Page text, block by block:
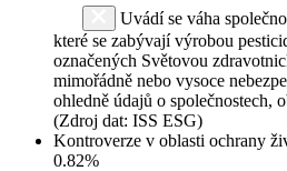
Uvádí se váha
které se zabývají výrobou
označených Světovou
mimořádně nebo vysoce
ohledně údajů o společnostech,
(Zdroj dat: ISS ESG)
Kontroverze v oblasti ochrany
0.82%